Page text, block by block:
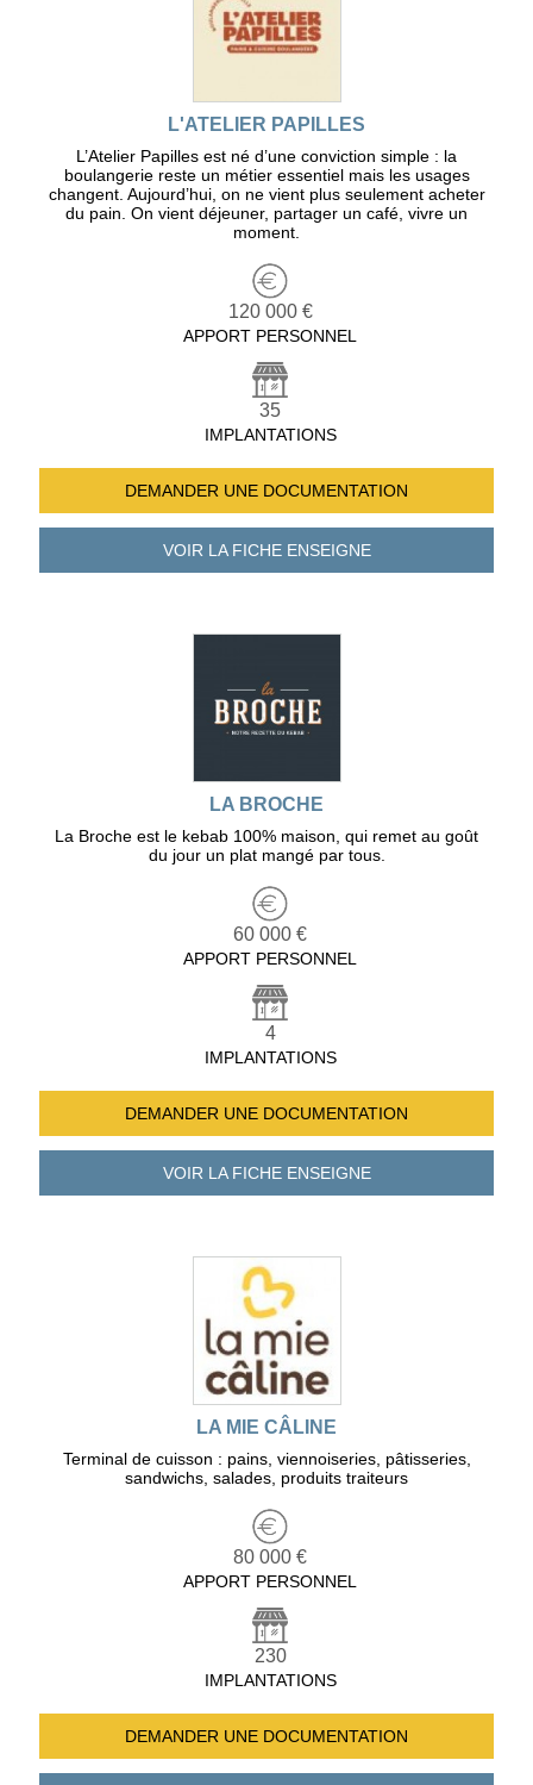
L'ATELIER PAPILLES
L’Atelier Papilles est né d’une conviction simple : la
boulangerie reste un métier essentiel mais les usages
changent. Aujourd’hui, on ne vient plus seulement acheter
du pain. On vient déjeuner, partager un café, vivre un
moment.
120 000 €
APPORT PERSONNEL
35
IMPLANTATIONS
DEMANDER UNE DOCUMENTATION
VOIR LA FICHEENSEIGNE
LA BROCHE
La Broche est le kebab 100% maison, qui remet au goût
du jour un plat mangé par tous.
60 000 €
APPORT PERSONNEL
4
IMPLANTATIONS
DEMANDER UNE DOCUMENTATION
VOIR LA FICHEENSEIGNE
LA MIE CÂLINE
Terminal de cuisson : pains, viennoiseries, pâtisseries,
sandwichs, salades, produits traiteurs
80 000 €
APPORT PERSONNEL
230
IMPLANTATIONS
DEMANDER UNE DOCUMENTATION